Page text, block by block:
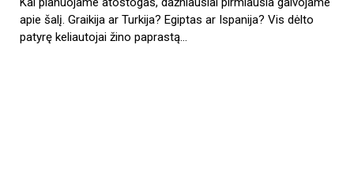
apie šalį. Graikija ar Turkija? Egiptas ar Ispanija? Vis dėlto
patyrę keliautojai žino paprastą…